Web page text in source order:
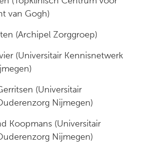
van Gogh)
(Archipel Zorggroep)
(Universitair Kennisnetwerk
(Universitair
Nijmegen)
Koopmans (Universitair
Nijmegen)